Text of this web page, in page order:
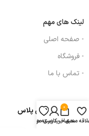
لینک های مهم
- صفحه اصلی
- فروشگاه
- تماس با ما
مجوز های ام جی پلاس
مندی
0
سبد خرید
حساب کاربری من
دسته ها